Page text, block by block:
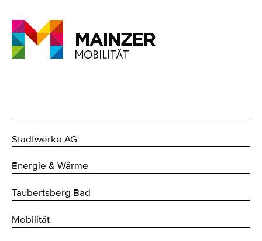
Stadtwerke AG
Energie & Wärme
Taubertsberg Bad
Mobilität